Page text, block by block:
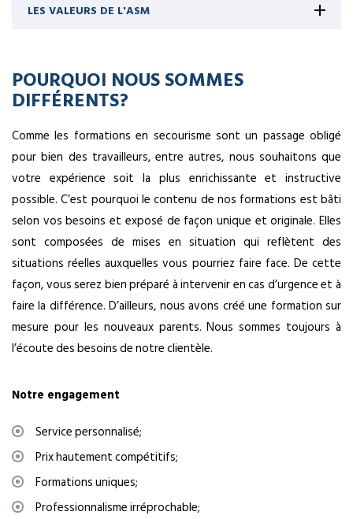
LES VALEURS DE L'ASM
POURQUOI NOUS SOMMES
DIFFÉRENTS?
Comme les formations en secourisme sont un passage obligé
pour bien des travailleurs, entre autres, nous souhaitons que
votre expérience soit la plus enrichissante et instructive
possible. C’est pourquoi le contenu de nos formations est bâti
selon vos besoins et exposé de façon unique et originale. Elles
sont composées de mises en situation qui reflètent des
situations réelles auxquelles vous pourriez faire face. De cette
façon, vous serez bien préparé à intervenir en cas d’urgence et à
faire la différence. D’ailleurs, nous avons créé une formation sur
mesure pour les nouveaux parents. Nous sommes toujours à
l’écoute des besoins de notre clientèle.
Notre engagement
Service personnalisé;
Prix hautement compétitifs;
Formations uniques;
Professionnalisme irréprochable;